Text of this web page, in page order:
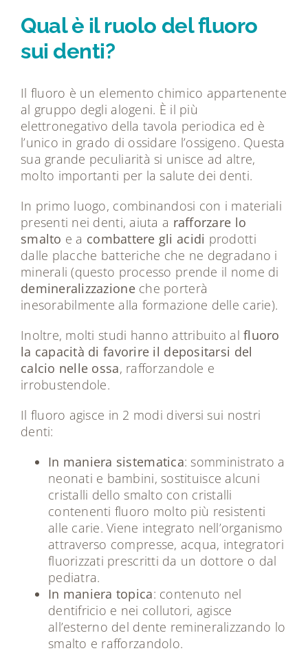
Dicono di noi
Magazine
Contatti
Qual è il ruolo del fluoro
sui denti?
Il fluoro è un elemento chimico appartenente
al gruppo degli alogeni. È il più
elettronegativo della tavola periodica ed è
l’unico in grado di ossidare l’ossigeno. Questa
sua grande peculiarità si unisce ad altre,
molto importanti per la salute dei denti.
In primo luogo, combinandosi con i materiali
presenti nei denti, aiuta a rafforzare lo
smalto e a combattere gli acidi prodotti
dalle placche batteriche che ne degradano i
minerali (questo processo prende il nome di
demineralizzazioneche porterà
inesorabilmente alla formazione delle carie).
Inoltre, molti studi hanno attribuito alfluoro
la capacità di favorire il depositarsi del
calcio nelle ossa, rafforzandole e
irrobustendole.
Il fluoro agisce in 2 modi diversi sui nostri
denti:
In maniera sistematica: somministrato a
neonati e bambini, sostituisce alcuni
cristalli dello smalto con cristalli
contenenti fluoro molto più resistenti
alle carie. Viene integrato nell’organismo
attraverso compresse, acqua, integratori
fluorizzati prescritti da un dottore o dal
pediatra.
In maniera topica: contenuto nel
dentifricio e nei collutori, agisce
all’esterno del dente remineralizzando lo
smalto e rafforzandolo.